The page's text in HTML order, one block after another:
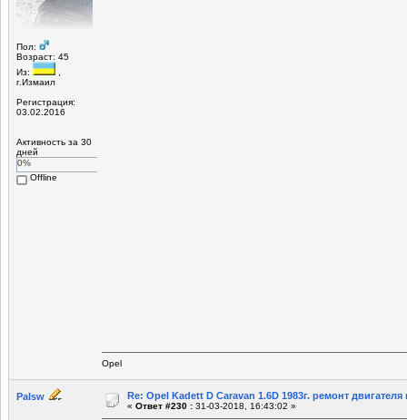
Пол:
Возраст: 45
Из:
г.Измаил
Регистрация:
03.02.2016
Активность за 30
дней
0%
Offline
Opel
Palsw Re: Opel Kadett D Caravan 1.6D 1983г. ремонт двигателя
« Ответ #230 : 31-03-2018, 16:43:02 »